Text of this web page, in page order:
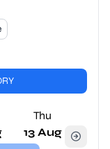
Thu
13 Aug